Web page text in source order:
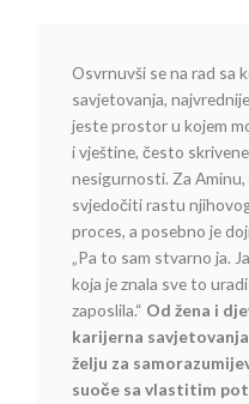
Osvrnuvši se na rad sa
savjetovanja,
jeste prostor u kojem
i vještine, često
nesigurnosti. Za
svjedočiti rastu
proces, a posebno je
„Pa to sam stvarno ja.
koja je znala sve to
zaposlila.“ Od žena i
karijerna
želju za
suoče sa vlastitim